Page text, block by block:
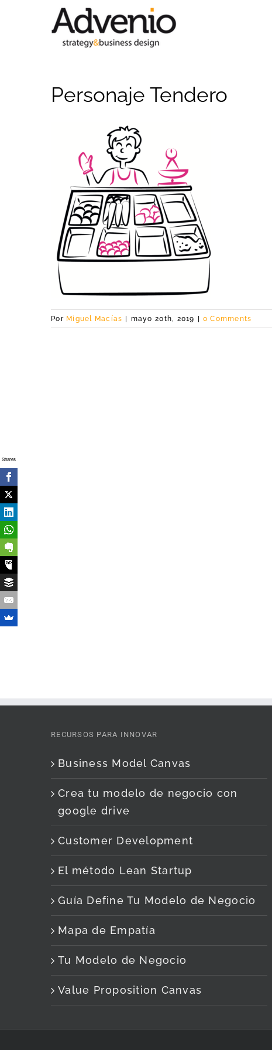
Personaje Tendero
Por Miguel Macías mayo 20th, 2019 0 Comments
RECURSOS PARA INNOVAR
Business Model Canvas
Crea tu modelo de negocio con
google drive
Customer Development
El método Lean Startup
Guía Define Tu Modelo de Negocio
Mapa de Empatía
Tu Modelo de Negocio
Value Proposition Canvas
Shares